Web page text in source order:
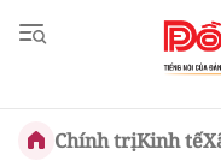
Chính trịKinh tế